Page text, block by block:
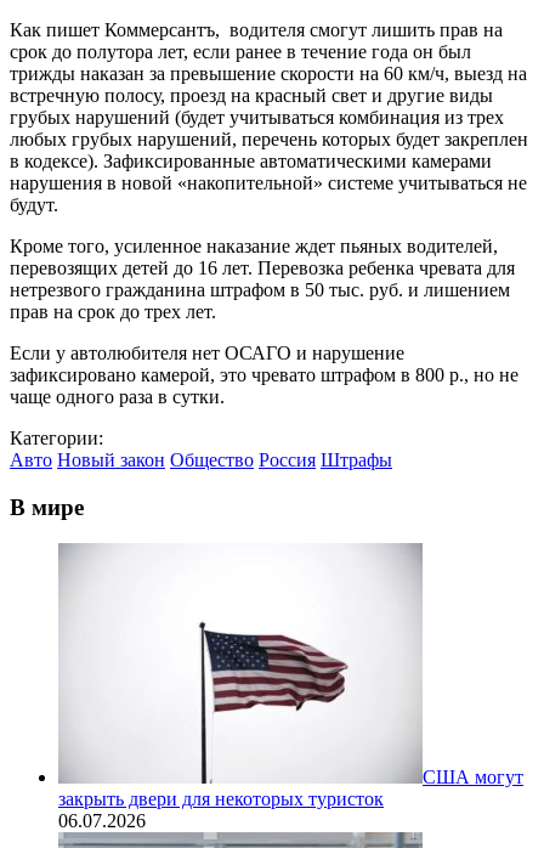
Как пишет Коммерсантъ, водителя смогут лишить прав на
срок до полутора лет, если ранее в течение года он был
трижды наказан за превышение скорости на 60 км/ч, выезд на
встречную полосу, проезд на красный свет и другие виды
грубых нарушений (будет учитываться комбинация из трех
любых грубых нарушений, перечень которых будет закреплен
в кодексе). Зафиксированные автоматическими камерами
нарушения в новой «накопительной» системе учитываться не
будут.
Кроме того, усиленное наказание ждет пьяных водителей,
перевозящих детей до 16 лет. Перевозка ребенка чревата для
нетрезвого гражданина штрафом в 50 тыс. руб. и лишением
прав на срок до трех лет.
Если у автолюбителя нет ОСАГО и нарушение
зафиксировано камерой, это чревато штрафом в 800 р., но не
чаще одного раза в сутки.
Категории:
Авто Новый закон Общество Россия Штрафы
В мире
США могут
закрыть двери для некоторых туристок
06.07.2026